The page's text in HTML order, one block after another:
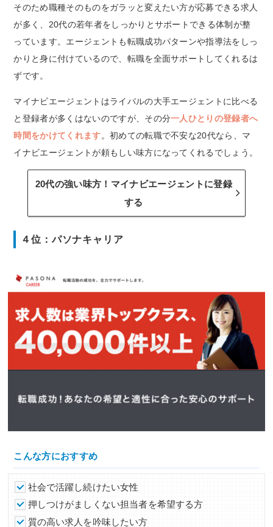
そのため職種そのものをガラッと変えたい方が応募できる求人
が多く、20代の若年者をしっかりとサポートできる体制が整
っています。エージェントも転職成功パターンや指導法をしっ
かりと身に付けているので、転職を全面サポートしてくれるは
ずです。
マイナビエージェントはライバルの大手エージェントに比べる
と登録者が多くはないのですが、その分一人ひとりの登録者へ
時間をかけてくれます。初めての転職で不安な20代なら、マ
イナビエージェントが頼もしい味方になってくれるでしょう。
20代の強い味方！マイナビエージェントに登録
する
４位：パソナキャリア
こんな方におすすめ
社会で活躍し続けたい女性
押しつけがましくない担当者を希望する方
質の高い求人を吟味したい方